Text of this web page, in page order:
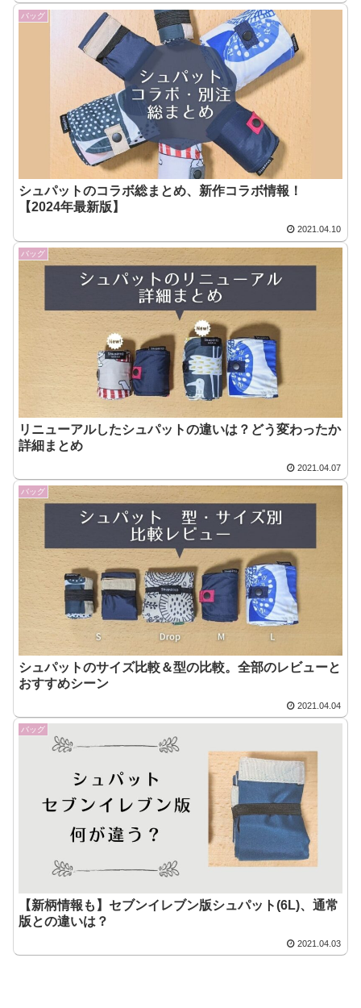
バッグ
シュパットのコラボ総まとめ、新作コラボ情報！
【2024年最新版】
2021.04.10
バッグ
リニューアルしたシュパットの違いは？どう変わったか
詳細まとめ
2021.04.07
バッグ
シュパットのサイズ比較＆型の比較。全部のレビューと
おすすめシーン
2021.04.04
バッグ
【新柄情報も】セブンイレブン版シュパット(6L)、通常
版との違いは？
2021.04.03